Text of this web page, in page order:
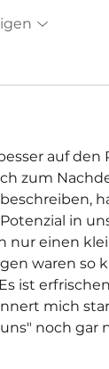
auf
zum
in
nur einen
waren so
ist
mich
noch gar